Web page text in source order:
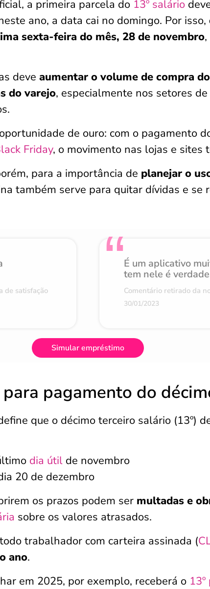
a primeira parcela do 13º salário
ano, a data cai no domingo. Por isso,
sexta-feira do mês, 28 de novembro
deve aumentar o volume de compra
do varejo, especialmente nos setores
de ouro: com o pagamento
Friday, o movimento nas lojas e sites
para a importância de planejar o
também serve para quitar dívidas e se
de satisfação
É um aplicativo
tem nele é
Comentário retirado da
30/01/2023
Simular empréstimo
pagamento do
que o décimo terceiro salário (13º)
dia útil de novembro
20 de dezembro
os prazos podem ser multadas e
sobre os valores atrasados.
trabalhador com carteira assinada (
ano.
em 2025, por exemplo, receberá o